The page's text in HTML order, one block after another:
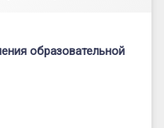
образовательной